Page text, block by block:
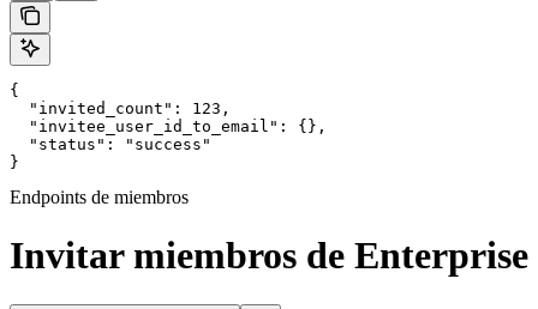
{
  "invited_count": 123,
  "invitee_user_id_to_email": {},
  "status": "success"
}
Endpoints de miembros
Invitar miembros de Enterprise